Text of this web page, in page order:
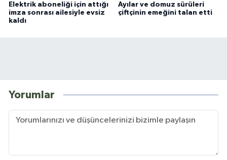
Elektrik aboneliği için attığı
imza sonrası ailesiyle evsiz
kaldı
Ayılar ve domuz sürüleri
çiftçinin emeğini talan etti
Yorumlar